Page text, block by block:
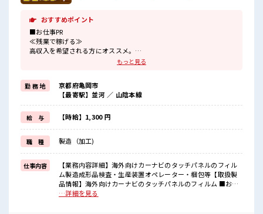
おすすめポイント
■お仕事PR
≪残業で稼げる≫
高収入を希望される方にオススメ。
残業は月20時間以上あります♪
週末は家族や友人と一緒にプライベート満喫！
≪機能的な制服アリ≫
制服があるので、
毎日の服装の悩み解消♪
≪未経験OKの仕事≫
新しいことにチャレンジするのは不安だけど、
しっかり働く環境が整っています！
イチからスキルUP・ステップUP目指していきましょう！
≪自分に向いている仕事が探せる≫
困った事などがあれば、
担当がしっかりサポートします！
■職場の雰囲気
もっと見る
勤 務 地
京都府亀岡市
【最寄駅】並河 ／ 山陰本線
給 与 【時給】1,300 円
職 種 製造（加工)
仕事内容
【業務内容詳細】海外向けカーナビのタッチパネルのフィル
ム製造成形品検査・生産装置オペレーター・梱包等【取扱製
品情報】海外向けカーナビのタッチパネルのフィルム ■お仕
事PR ≪残業で稼げる≫ 高収入を希望される方にオススメ。 残
…詳細を見る